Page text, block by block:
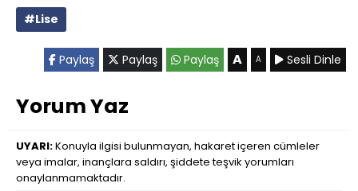
#Lise
Paylaş Paylaş Paylaş A A Sesli Dinle
Yorum Yaz
UYARI:Konuyla ilgisi bulunmayan, hakaret içeren cümleler
veya imalar, inançlara saldırı, şiddete teşvik yorumları
onaylanmamaktadır.